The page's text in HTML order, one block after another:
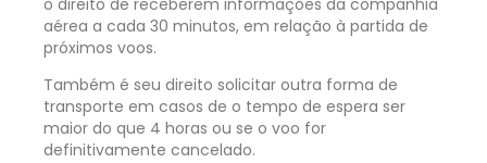
aérea a cada 30 minutos, em relação à partida de
próximos voos.
Também é seu direito solicitar outra forma de
transporte em casos de o tempo de espera ser
maior do que 4 horas ou se o voo for
definitivamente cancelado.